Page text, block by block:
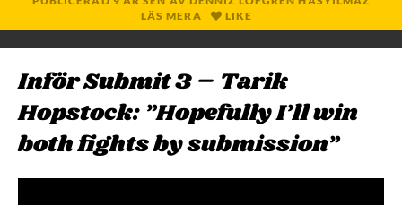
LÄS MERA
LIKE
Inför Submit 3 – Tarik
Hopstock: ”Hopefully I’ll win
both fights by submission”